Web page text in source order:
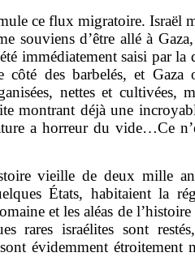
ce flux migratoire. Israël
souviens d’être allé à
immédiatement saisi par la
côté des barbelés, et Gaza
nettes et cultivées,
montrant déjà une
a horreur du vide…Ce
vieille de deux mille
États, habitaient la
et les aléas de
rares israélites sont
évidemment étroitement